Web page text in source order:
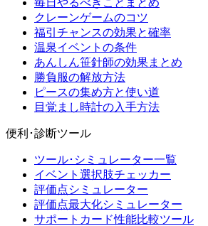
毎日やるべきことまとめ
クレーンゲームのコツ
福引チャンスの効果と確率
温泉イベントの条件
あんしん笹針師の効果まとめ
勝負服の解放方法
ピースの集め方と使い道
目覚まし時計の入手方法
便利･診断ツール
ツール･シミュレーター一覧
イベント選択肢チェッカー
評価点シミュレーター
評価点最大化シミュレーター
サポートカード性能比較ツール